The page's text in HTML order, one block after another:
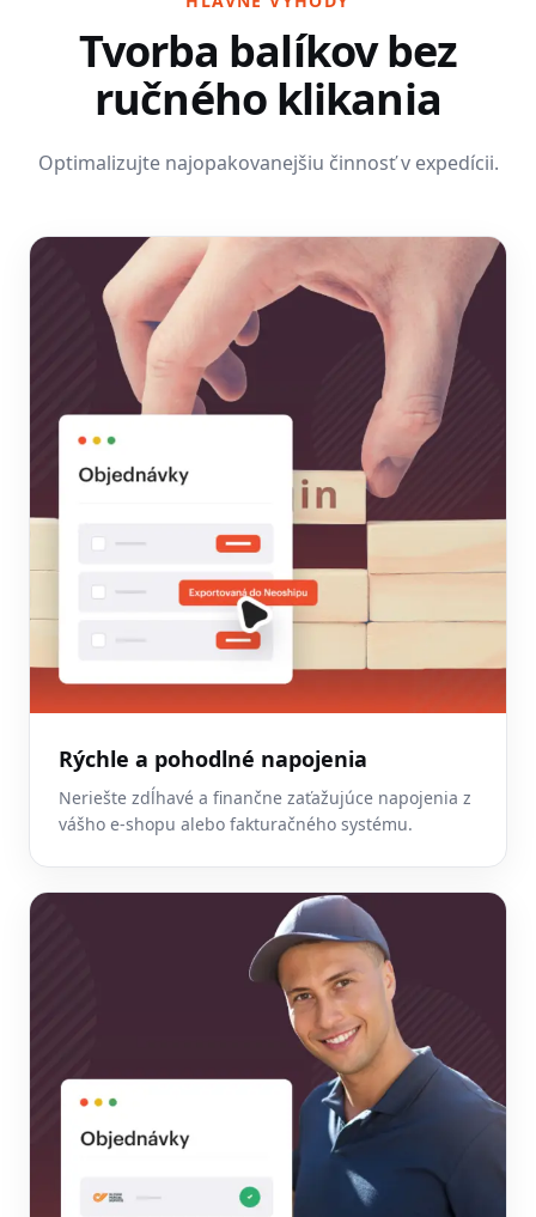
Tvorba balíkov bez
ručného klikania
Optimalizujte najopakovanejšiu činnosť v expedícii.
Rýchle a pohodlné napojenia
Neriešte zdĺhavé a finančne zaťažujúce napojenia z
vášho e-shopu alebo fakturačného systému.